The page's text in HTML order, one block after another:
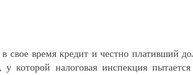
время кредит и честно плативший
налоговая инспекция